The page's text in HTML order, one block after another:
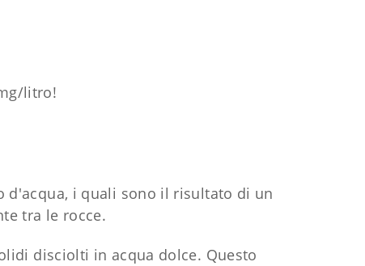
litro!
i quali sono il risultato di un
tra le rocce.
disciolti in acqua dolce. Questo